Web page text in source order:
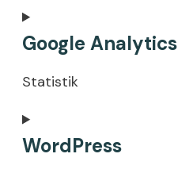
Consent
to
thrive-
architect
Google Analytics
Statistik
Consent
to
WordPress